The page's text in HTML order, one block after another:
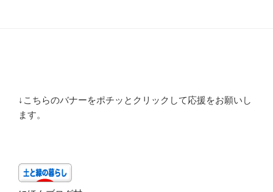
↓こちらのバナーをポチッとクリックして応援をお願いし
ます。